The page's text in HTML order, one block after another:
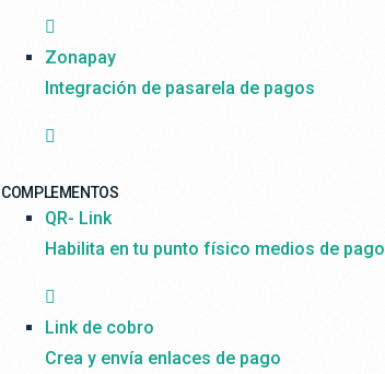
Zonapay
Integración de pasarela de pagos
COMPLEMENTOS
QR- Link
Habilita en tu punto físico medios de pago
Link de cobro
Crea y envía enlaces de pago